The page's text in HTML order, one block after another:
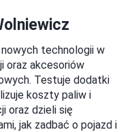
technologii w
oraz akcesoriów
Testuje dodatki
koszty paliw i
oraz dzieli się
jak zadbać o pojazd i